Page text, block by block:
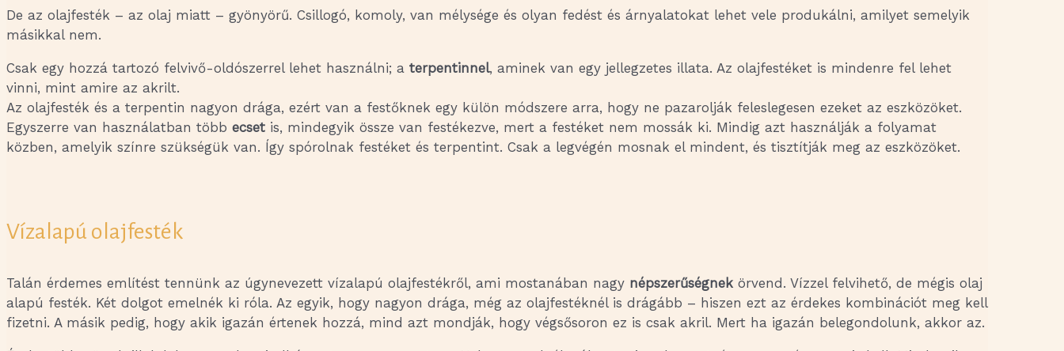
De az olajfesték – az olaj miatt – gyönyörű. Csillogó, komoly, van mélysége és olyan fedést és árnyalatokat lehet vele produkálni, amilyet semelyik
másikkal nem.
Csak egy hozzá tartozó felvivő-oldószerrel lehet használni; a terpentinnel, aminek van egy jellegzetes illata. Az olajfestéket is mindenre fel lehet
vinni, mint amire az akrilt.
Az olajfesték és a terpentin nagyon drága, ezért van a festőknek egy külön módszere arra, hogy ne pazarolják feleslegesen ezeket az eszközöket.
Egyszerre van használatban több ecset is, mindegyik össze van festékezve, mert a festéket nem mossák ki. Mindig azt használják a folyamat
közben, amelyik színre szükségük van. Így spórolnak festéket és terpentint. Csak a legvégén mosnak el mindent, és tisztítják meg az eszközöket.
Vízalapú olajfesték
Talán érdemes említést tennünk az úgynevezett vízalapú olajfestékről, ami mostanában nagy népszerűségnek örvend. Vízzel felvihető, de mégis olaj
alapú festék. Két dolgot emelnék ki róla. Az egyik, hogy nagyon drága, még az olajfestéknél is drágább – hiszen ezt az érdekes kombinációt meg kell
fizetni. A másik pedig, hogy akik igazán értenek hozzá, mind azt mondják, hogy végsősoron ez is csak akril. Mert ha igazán belegondolunk, akkor az.